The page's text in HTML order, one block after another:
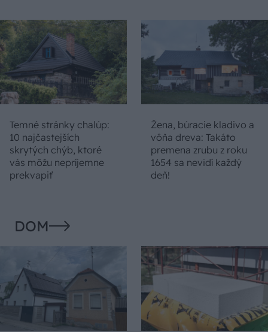
Temné stránky chalúp:
10 najčastejších
skrytých chýb, ktoré
vás môžu nepríjemne
prekvapiť
Žena, búracie kladivo a
vôňa dreva: Takáto
premena zrubu z roku
1654 sa nevidí každý
deň!
DOM